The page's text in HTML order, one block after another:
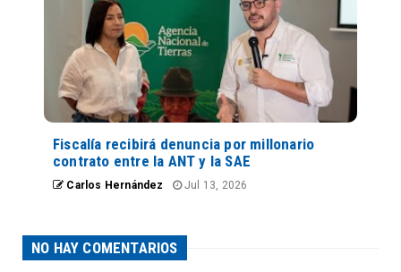
Fiscalía recibirá denuncia por millonario
contrato entre la ANT y la SAE
Carlos Hernández Jul 13, 2026
NO HAY COMENTARIOS